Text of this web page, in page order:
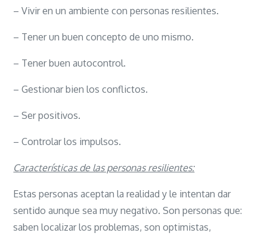
– Vivir en un ambiente con personas resilientes.
– Tener un buen concepto de uno mismo.
– Tener buen autocontrol.
– Gestionar bien los conflictos.
– Ser positivos.
– Controlar los impulsos.
Características de las personas resilientes:
Estas personas aceptan la realidad y le intentan dar
sentido aunque sea muy negativo. Son personas que:
saben localizar los problemas, son optimistas,